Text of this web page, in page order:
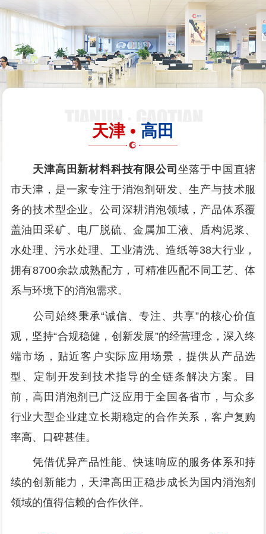
天津 • 高田
天津高田新材料科技有限公司 坐落于中国直辖
市天津，是一家专注于消泡剂研发、生产与技术服
务的技术型企业。公司深耕消泡领域，产品体系覆
盖油田采矿、电厂脱硫、金属加工液、盾构泥浆、
水处理、污水处理、工业清洗、造纸等38大行业，
拥有8700余款成熟配方，可精准匹配不同工艺、体
系与环境下的消泡需求。
公司始终秉承“诚信、专注、共享”的核心价值
观，坚持“合规稳健，创新发展”的经营理念，深入终
端市场，贴近客户实际应用场景，提供从产品选
型、定制开发到技术指导的全链条解决方案。目
前，高田消泡剂已广泛应用于全国各省市，与众多
行业大型企业建立长期稳定的合作关系，客户复购
率高、口碑甚佳。
凭借优异产品性能、快速响应的服务体系和持
续的创新能力，天津高田正稳步成长为国内消泡剂
领域的值得信赖的合作伙伴。